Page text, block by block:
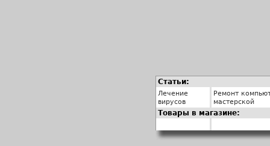
Статьи:
Лечение
вирусов
Ремонт
мастерской
Товары в магазине: